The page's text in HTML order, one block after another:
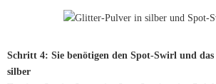
Schritt 4: Sie benötigen den Spot-Swirl und
silber